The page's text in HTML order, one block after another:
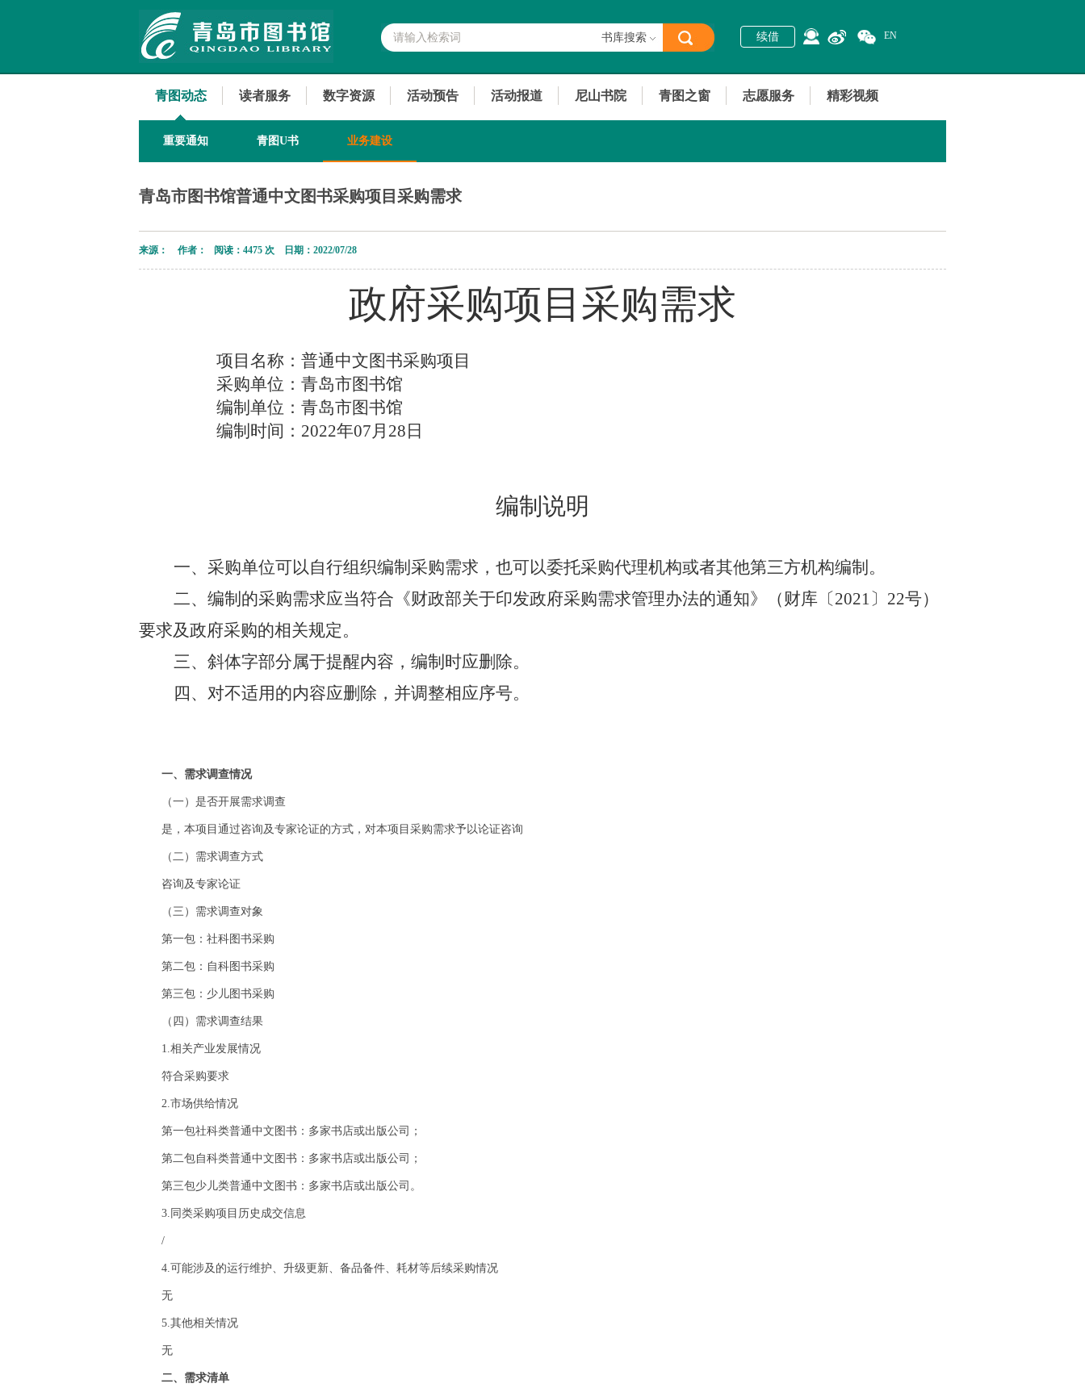
书库搜索 续借 EN
青图动态 读者服务 数字资源 活动预告 活动报道 尼山书院 青图之窗 志愿服务 精彩视频
重要通知 青图U书 业务建设
青岛市图书馆普通中文图书采购项目采购需求
来源： 作者： 阅读： 4475 次 日期：2022/07/28
政府采购项目 采购需求
项目名称：普通中文图书采购项目
采购单位：青岛市图书馆
编制单位：青岛市图书馆
编制时间：2022年07月28日
编制说明
一、 采购单位可以自行组织编制采购需求，也可以委托采购代理机构或者其他第三方机构编制。
二、 编制的采购需求应当符合《财政部关于印发政府采购需求管理办法的通知》（财库〔2021〕22号）
要求及政府采购的相关规定。
三、 斜体字部分属于提醒内容，编制时应删除。
四、 对不适用的内容应删除，并调整相应序号。
一、需求调查情况
（一）是否开展需求调查
是，本项目通过咨询及专家论证的方式，对本项目采购需求予以论证咨询
（二）需求调查方式
咨询及专家论证
（三）需求调查对象
第一包：社科图书采购
第二包：自科图书采购
第三包：少儿图书采购
（四）需求调查结果
1.相关产业发展情况
符合采购要求
2.市场供给情况
第一包社科类普通中文图书：多家书店或出版公司；
第二包自科类普通中文图书：多家书店或出版公司；
第三包少儿类普通中文图书：多家书店或出版公司。
3.同类采购项目历史成交信息
/
4.可能涉及的运行维护、升级更新、备品备件、耗材等后续采购情况
无
5.其他相关情况
无
二、需求清单